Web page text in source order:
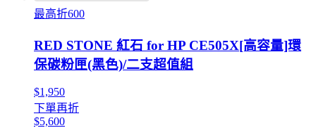
最高折600
RED STONE 紅石 for HP CE505X[高容量]環
保碳粉匣(黑色)/二支超值組
$1,950
下單再折
$5,600